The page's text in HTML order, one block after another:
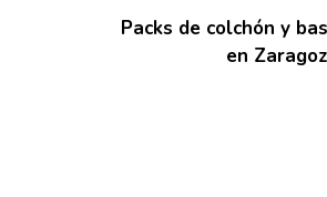
Packs de colchón y
en